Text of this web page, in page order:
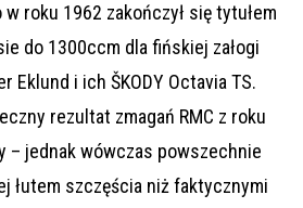
w roku 1962 zakończył się tytułem
do 1300ccm dla fińskiej załogi
Eklund i ich ŠKODY Octavia TS.
rezultat zmagań RMC z roku
– jednak wówczas powszechnie
łutem szczęścia niż faktycznymi